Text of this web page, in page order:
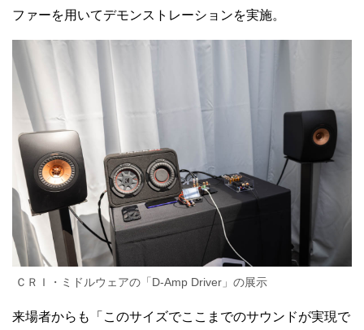
ファーを用いてデモンストレーションを実施。
ＣＲＩ・ミドルウェアの「D-Amp Driver」の展示
来場者からも「このサイズでここまでのサウンドが実現で